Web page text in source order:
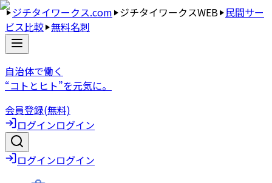
ジチタイワークス.com ジチタイワークスWEB 民間サー
ビス比較 無料名刺
自治体で働く
“コトとヒト”を元気に。
会員登録(無料)
ログインログイン
ログインログイン